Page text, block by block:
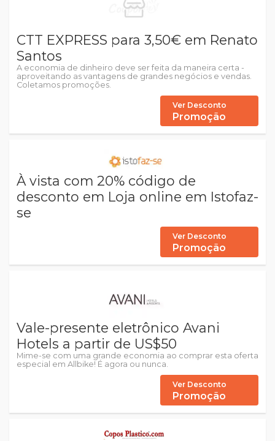
CTT EXPRESS para 3,50€ em Renato
Santos
A economia de dinheiro deve ser feita da maneira certa -
aproveitando as vantagens de grandes negócios e vendas.
Coletamos promoções.
Ver Desconto
Promoção
À vista com 20% código de
desconto em Loja online em Istofaz-
se
Ver Desconto
Promoção
Vale-presente eletrônico Avani
Hotels a partir de US$50
Mime-se com uma grande economia ao comprar esta oferta
especial em Allbike! É agora ou nunca.
Ver Desconto
Promoção